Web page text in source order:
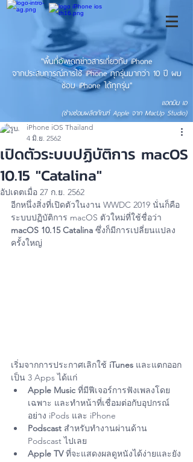
"พื้นที่อัพเดทข่าวสารเกี่ยวกับ iPhone
จากประสบการณ์การใช้ iPhone ทุกรุ่นมากว่า 10 ปี ผม
ซ่อม iPhone ได้ทุกรุ่น"
แอดมิน เอ
(ช่างซ่อมผลิตภัณฑ์ Apple จาก MacUp Studio)
เปิดตัวระบบปฏิบัติการ macOS
10.15 "Catalina"
iPhone iOS Thailand
4 มิ.ย. 2562
อัปเดตเมื่อ 27 ก.ย. 2562
อีกหนึ่งสิ่งที่เปิดตัวในงาน WWDC 2019 นั่นก็คือ
ระบบปฏิบัติการ macOS ตัวใหม่ที่ใช้ชื่อว่า
macOS 10.15 Catalina ซึ่งก็มีการเปลี่ยนแปลง
ครั้งใหญ่
เริ่มจากการประกาศเลิกใช้ iTunes และแตกออก
เป็น 3 Apps ได้แก่
Apple Music ที่มีฟีเจอร์การฟังเพลงโดย
เฉพาะ และทำหน้าที่เชื่อมต่อกับอุปกรณ์
อย่าง iPods และ iPhone
Podscast สำหรับทำงานผ่านด้าน
Podscast ไปเลย
Apple TV ที่จะแสดงผลดูหนังได้ง่ายและยัง